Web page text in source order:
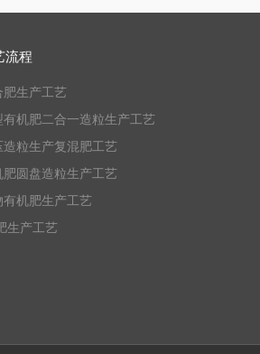
流程
肥生产工艺
有机肥二合一造粒生产工艺
造粒生产复混肥工艺
肥圆盘造粒生产工艺
有机肥生产工艺
生产工艺